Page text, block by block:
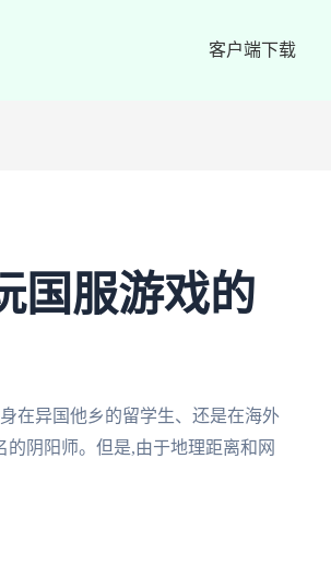
客户端下载
国服游戏的
在异国他乡的留学生、还是在海外
阴阳师。但是,由于地理距离和网